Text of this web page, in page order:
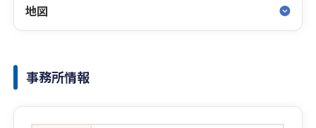
地図
事務所情報